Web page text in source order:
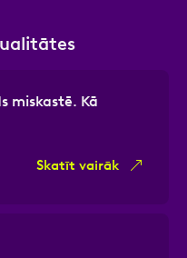
miskastē. Kā
Skatīt vairāk